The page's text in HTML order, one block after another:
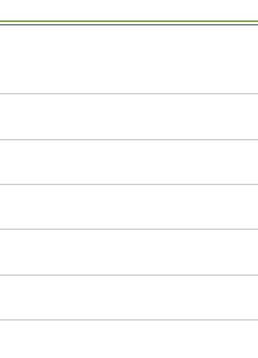
キル